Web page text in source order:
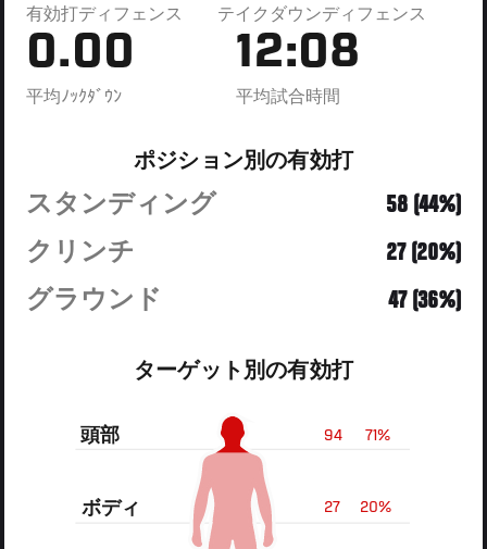
有効打ディフェンス テイクダウンディフェンス
0.00
平均ﾉｯｸﾀﾞｳﾝ
12:08
平均試合時間
ポジション別の有効打
スタンディング
58 (44%)
クリンチ
27 (20%)
グラウンド
47 (36%)
ターゲット別の有効打
71%
94
頭部
20%
27
ボディ